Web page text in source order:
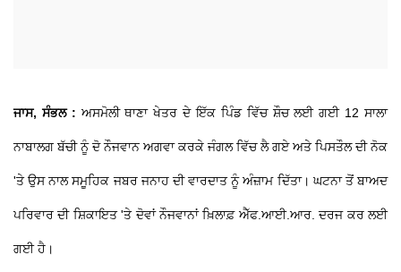
ਜਾਸ, ਸੰਭਲ : ਅਸਮੋਲੀ ਥਾਣਾ ਖੇਤਰ ਦੇ ਇੱਕ ਪਿੰਡ ਵਿੱਚ ਸ਼ੌਚ ਲਈ ਗਈ 12 ਸਾਲਾ
ਨਾਬਾਲਗ ਬੱਚੀ ਨੂੰ ਦੋ ਨੌਜਵਾਨ ਅਗਵਾ ਕਰਕੇ ਜੰਗਲ ਵਿੱਚ ਲੈ ਗਏ ਅਤੇ ਪਿਸਤੌਲ ਦੀ ਨੋਕ
'ਤੇ ਉਸ ਨਾਲ ਸਮੂਹਿਕ ਜਬਰ ਜਨਾਹ ਦੀ ਵਾਰਦਾਤ ਨੂੰ ਅੰਜ਼ਾਮ ਦਿੱਤਾ। ਘਟਨਾ ਤੋਂ ਬਾਅਦ
ਪਰਿਵਾਰ ਦੀ ਸ਼ਿਕਾਇਤ 'ਤੇ ਦੋਵਾਂ ਨੌਜਵਾਨਾਂ ਖ਼ਿਲਾਫ਼ ਐੱਫ.ਆਈ.ਆਰ. ਦਰਜ ਕਰ ਲਈ
ਗਈ ਹੈ।